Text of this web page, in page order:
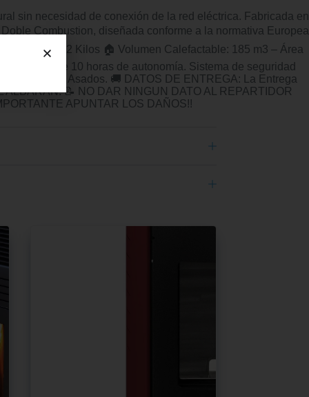
sin necesidad de conexión de la red eléctrica. Fabricada en
Combustion, diseñada conforme a la normativa Europea
Deposito: 12 Kilos 🏠 Volumen Calefactable: 185 m3 – Área
Más de 10 horas de autonomía. Sistema de seguridad
Barro para Asados. 🚚 DATOS DE ENTREGA: La Entrega
📝 NO DAR NINGUN DATO AL REPARTIDOR
APUNTAR LOS DAÑOS!!